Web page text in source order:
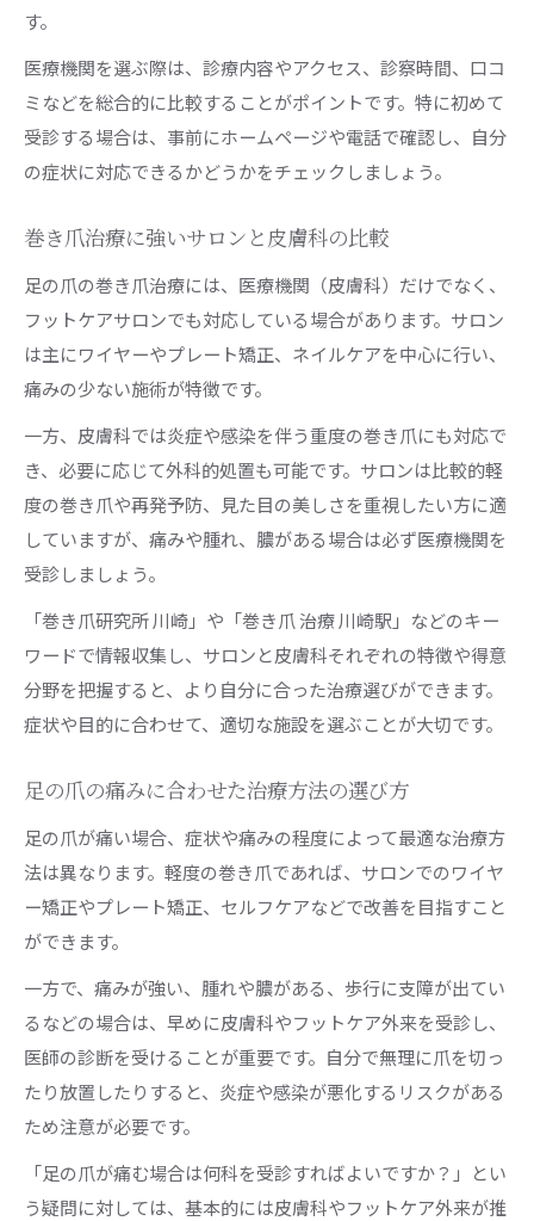
す。
医療機関を選ぶ際は、診療内容やアクセス、診察時間、口コ
ミなどを総合的に比較することがポイントです。特に初めて
受診する場合は、事前にホームページや電話で確認し、自分
の症状に対応できるかどうかをチェックしましょう。
巻き爪治療に強いサロンと皮膚科の比較
足の爪の巻き爪治療には、医療機関（皮膚科）だけでなく、
フットケアサロンでも対応している場合があります。サロン
は主にワイヤーやプレート矯正、ネイルケアを中心に行い、
痛みの少ない施術が特徴です。
一方、皮膚科では炎症や感染を伴う重度の巻き爪にも対応で
き、必要に応じて外科的処置も可能です。サロンは比較的軽
度の巻き爪や再発予防、見た目の美しさを重視したい方に適
していますが、痛みや腫れ、膿がある場合は必ず医療機関を
受診しましょう。
「巻き爪研究所 川崎」や「巻き爪 治療 川崎駅」などのキー
ワードで情報収集し、サロンと皮膚科それぞれの特徴や得意
分野を把握すると、より自分に合った治療選びができます。
症状や目的に合わせて、適切な施設を選ぶことが大切です。
足の爪の痛みに合わせた治療方法の選び方
足の爪が痛い場合、症状や痛みの程度によって最適な治療方
法は異なります。軽度の巻き爪であれば、サロンでのワイヤ
ー矯正やプレート矯正、セルフケアなどで改善を目指すこと
ができます。
一方で、痛みが強い、腫れや膿がある、歩行に支障が出てい
るなどの場合は、早めに皮膚科やフットケア外来を受診し、
医師の診断を受けることが重要です。自分で無理に爪を切っ
たり放置したりすると、炎症や感染が悪化するリスクがある
ため注意が必要です。
「足の爪が痛む場合は何科を受診すればよいですか？」とい
う疑問に対しては、基本的には皮膚科やフットケア外来が推